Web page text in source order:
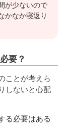
が少ないので
かなか寝返り
要？
ことが考えら
しないと心配
る必要はある